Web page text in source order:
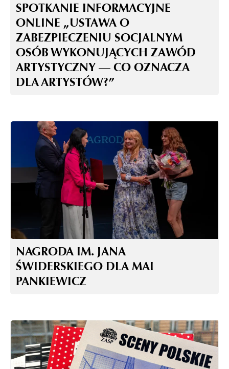
SPOTKANIE INFORMACYJNE
ONLINE „USTAWA O
ZABEZPIECZENIU SOCJALNYM
OSÓB WYKONUJĄCYCH ZAWÓD
ARTYSTYCZNY — CO OZNACZA
DLA ARTYSTÓW?”
NAGRODA IM. JANA
ŚWIDERSKIEGO DLA MAI
PANKIEWICZ